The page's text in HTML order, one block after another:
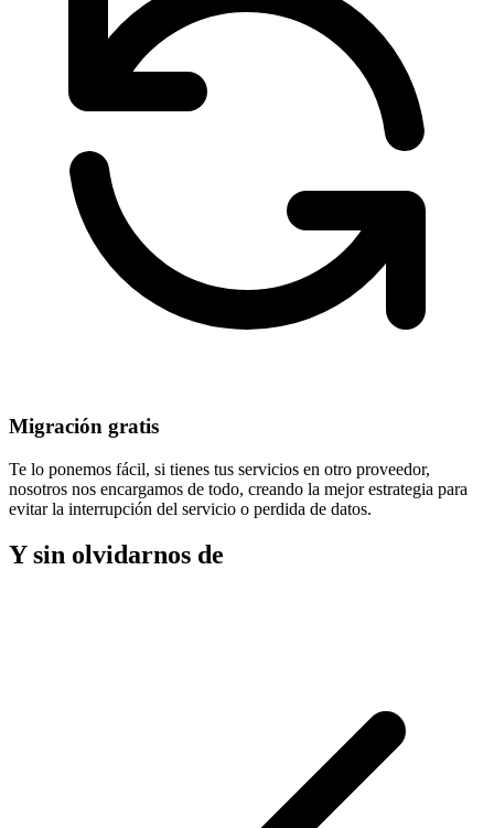
Migración gratis
Te lo ponemos fácil, si tienes tus servicios en otro proveedor,
nosotros nos encargamos de todo, creando la mejor estrategia para
evitar la interrupción del servicio o perdida de datos.
Y sin olvidarnos de